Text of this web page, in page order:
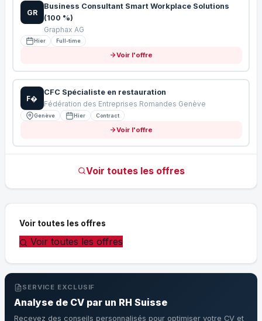
GR
Business Consultant Smart Workplace Solutions
(100 %)
Graphax AG
Hier Full-time
Voir l'offre
F�
CFC Spécialiste en restauration
Fédération des Entreprises Romandes Genève
Genève Hier Contract
Voir l'offre
Voir toutes les offres
Voir toutes les offres
Voir toutes les offres
SERVICE EXCLUSIF
Analyse de CV par un RH Suisse
Recevez des conseils personnalisés pour optimiser votre CV et